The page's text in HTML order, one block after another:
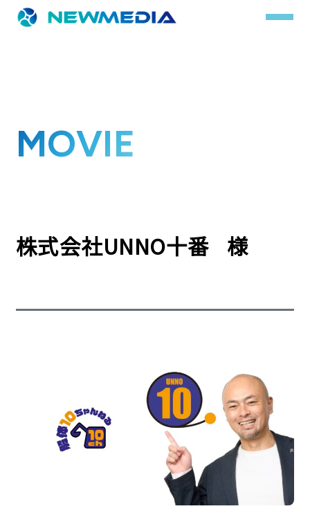
サービス一覧
実績詳細
お客様の声
お知らせ
広報
お問い合わせ
MOVIE
株式会社UNNO十番 様